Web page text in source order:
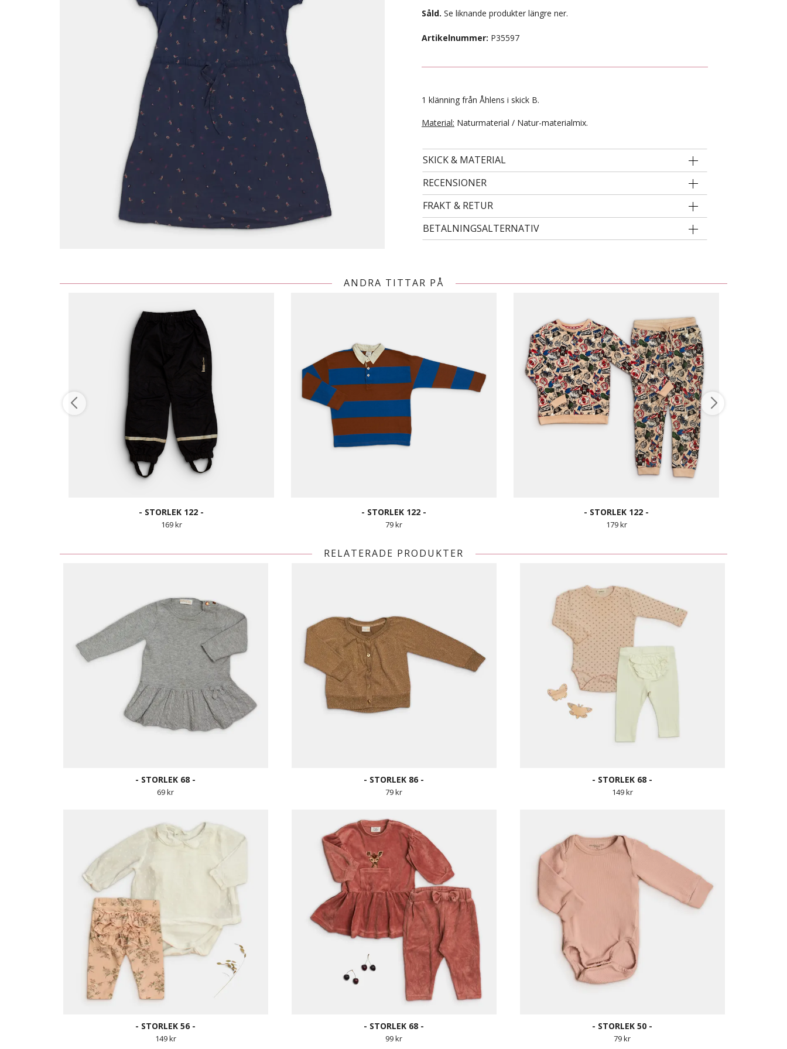
- STORLEK 122/128 -
Såld. Se liknande produkter längre ner.
Artikelnummer: P35597
1 klänning från Åhlens i skick B.
Material: Naturmaterial / Natur-materialmix.
SKICK & MATERIAL
RECENSIONER
FRAKT & RETUR
BETALNINGSALTERNATIV
ANDRA TITTAR PÅ
- STORLEK 122 -
169 kr
- STORLEK 122 -
79 kr
- STORLEK 122 -
179 kr
RELATERADE PRODUKTER
- STORLEK 68 -
69 kr
- STORLEK 86 -
79 kr
- STORLEK 68 -
149 kr
- STORLEK 56 -
149 kr
- STORLEK 68 -
99 kr
- STORLEK 50 -
79 kr